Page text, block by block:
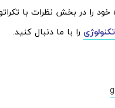
را در بخش نظرات با
را با ما دنبال کنید.